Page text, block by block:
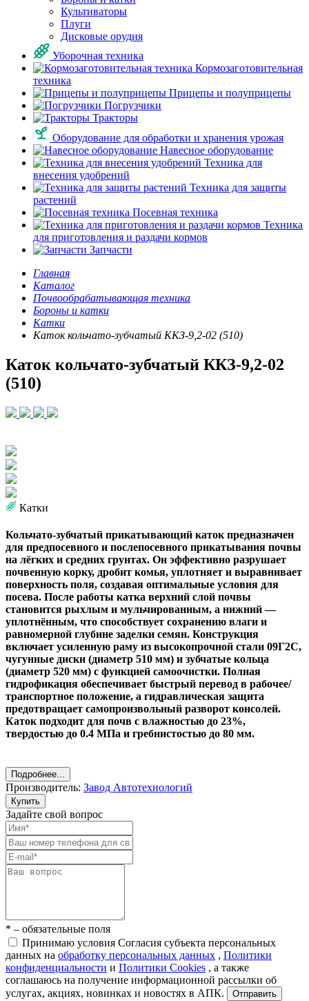
Культиваторы
Плуги
Дисковые орудия
Уборочная техника
Кормозаготовительная
техника
Прицепы и полуприцепы
Погрузчики
Тракторы
Оборудование для обработки и хранения урожая
Навесное оборудование
Техника для
внесения удобрений
Техника для защиты
растений
Посевная техника
Техника
для приготовления и раздачи кормов
Запчасти
Главная
Каталог
Почвообрабатывающая техника
Бороны и катки
Катки
Каток кольчато-зубчатый ККЗ-9,2-02 (510)
Каток кольчато-зубчатый ККЗ-9,2-02
(510)
Катки
Кольчато-зубчатый прикатывающий каток предназначен
для предпосевного и послепосевного прикатывания почвы
на лёгких и средних грунтах. Он эффективно разрушает
почвенную корку, дробит комья, уплотняет и выравнивает
поверхность поля, создавая оптимальные условия для
посева. После работы катка верхний слой почвы
становится рыхлым и мульчированным, а нижний —
уплотнённым, что способствует сохранению влаги и
равномерной глубине заделки семян. Конструкция
включает усиленную раму из высокопрочной стали 09Г2С,
чугунные диски (диаметр 510 мм) и зубчатые кольца
(диаметр 520 мм) с функцией самоочистки. Полная
гидрофикация обеспечивает быстрый перевод в рабочее/
транспортное положение, а гидравлическая защита
предотвращает самопроизвольный разворот консолей.
Каток подходит для почв с влажностью до 23%,
твердостью до 0.4 МПа и гребнистостью до 80 мм.
Подробнее...
Производитель: Завод Автотехнологий
Купить
Задайте свой вопрос
* – обязательные поля
Принимаю условия Согласия субъекта персональных
данных на обработку персональных данных , Политики
конфиденциальности и Политики Cookies , а также
соглашаюсь на получение информационной рассылки об
услугах, акциях, новинках и новостях в АПК.
Отправить